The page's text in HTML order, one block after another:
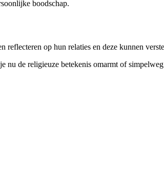
boodschap.
op hun relaties en deze kunnen
de religieuze betekenis omarmt of